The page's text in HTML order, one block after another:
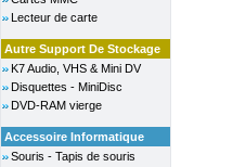
Lecteur de carte
Autre Support De Stockage
K7 Audio, VHS & Mini DV
Disquettes - MiniDisc
DVD-RAM vierge
Accessoire Informatique
Souris - Tapis de souris